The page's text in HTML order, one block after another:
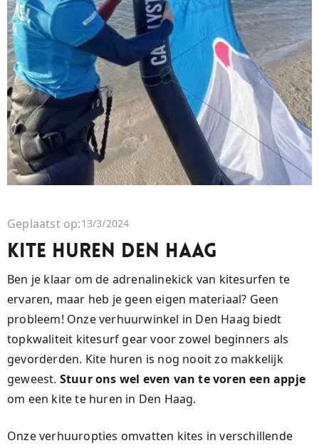
Geplaatst op:13/3/2024
Kite huren Den Haag
Ben je klaar om de adrenalinekick van kitesurfen te
ervaren, maar heb je geen eigen materiaal? Geen
probleem! Onze verhuurwinkel in Den Haag biedt
topkwaliteit kitesurf gear voor zowel beginners als
gevorderden. Kite huren is nog nooit zo makkelijk
geweest. Stuur ons wel even van te voren een appje
om een kite te huren in Den Haag.
Onze verhuuropties omvatten kites in verschillende